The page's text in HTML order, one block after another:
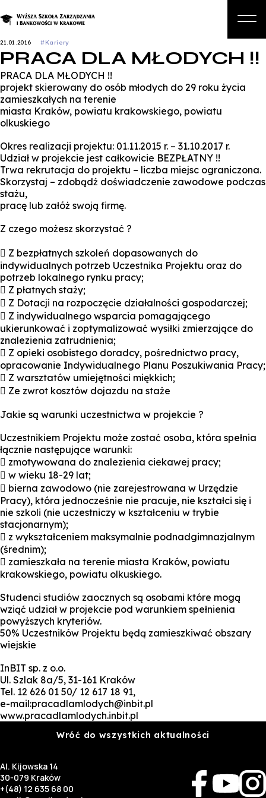
O nas
Studia
Studia podyplomowe i kursy
Biznes
21.01.2016 #Kariery
PRACA DLA MŁODYCH !!
PRACA DLA MŁODYCH !!
projekt skierowany do osób młodych do 29 roku życia
zamieszkałych na terenie
miasta Kraków, powiatu krakowskiego, powiatu
olkuskiego
Okres realizacji projektu: 01.11.2015 r. – 31.10.2017 r.
Udział w projekcie jest całkowicie BEZPŁATNY !!
Trwa rekrutacja do projektu – liczba miejsc ograniczona.
Skorzystaj – zdobądź doświadczenie zawodowe podczas
stażu,
pracę lub załóż swoją firmę.
Z czego możesz skorzystać ?
 Z bezpłatnych szkoleń dopasowanych do
indywidualnych potrzeb Uczestnika Projektu oraz do
potrzeb lokalnego rynku pracy;
 Z płatnych staży;
 Z Dotacji na rozpoczęcie działalności gospodarczej;
 Z indywidualnego wsparcia pomagającego
ukierunkować i zoptymalizować wysiłki zmierzające do
znalezienia zatrudnienia;
 Z opieki osobistego doradcy, pośrednictwo pracy,
opracowanie Indywidualnego Planu Poszukiwania Pracy;
 Z warsztatów umiejętności miękkich;
 Ze zwrot kosztów dojazdu na staże
Jakie są warunki uczestnictwa w projekcie ?
Uczestnikiem Projektu może zostać osoba, która spełnia
łącznie następujące warunki:
 zmotywowana do znalezienia ciekawej pracy;
 w wieku 18-29 lat;
 bierna zawodowo (nie zarejestrowana w Urzędzie
Pracy), która jednocześnie nie pracuje, nie kształci się i
nie szkoli (nie uczestniczy w kształceniu w trybie
stacjonarnym);
 z wykształceniem maksymalnie podnadgimnazjalnym
(średnim);
 zamieszkała na terenie miasta Kraków, powiatu
krakowskiego, powiatu olkuskiego.
Studenci studiów zaocznych są osobami które mogą
wziąć udział w projekcie pod warunkiem spełnienia
powyższych kryteriów.
50% Uczestników Projektu będą zamieszkiwać obszary
wiejskie
InBIT sp. z o.o.
Ul. Szlak 8a/5, 31-161 Kraków
Tel. 12 626 01 50/ 12 617 18 91,
e-mail:pracadlamlodych@inbit.pl
www.pracadlamlodych.inbit.pl
Wróć do wszystkich aktualności
Al. Kijowska 14
30-079 Kraków
+(48) 12 635 68 00